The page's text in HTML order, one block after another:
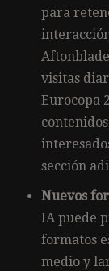
para
visitas
Eurocopa
sección
Nuevos
IA puede
formatos
medio y